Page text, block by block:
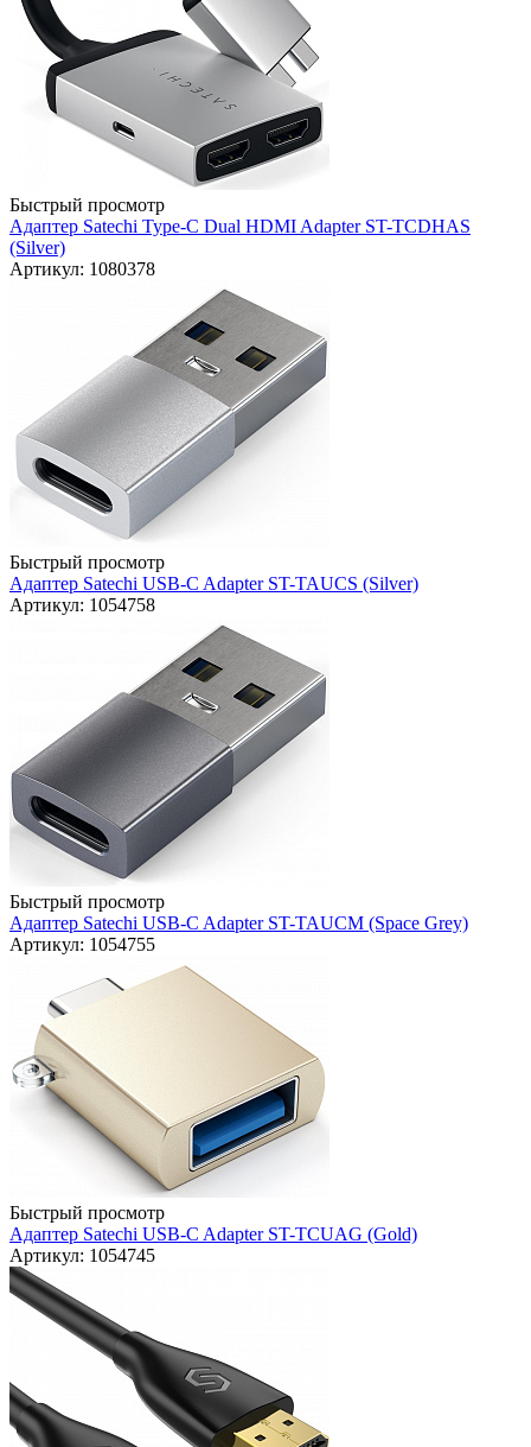
Быстрый просмотр
Адаптер Satechi Type-C Dual HDMI Adapter ST-TCDHAS
(Silver)
Артикул: 1080378
Быстрый просмотр
Адаптер Satechi USB-C Adapter ST-TAUCS (Silver)
Артикул: 1054758
Быстрый просмотр
Адаптер Satechi USB-C Adapter ST-TAUCM (Space Grey)
Артикул: 1054755
Быстрый просмотр
Адаптер Satechi USB-C Adapter ST-TCUAG (Gold)
Артикул: 1054745